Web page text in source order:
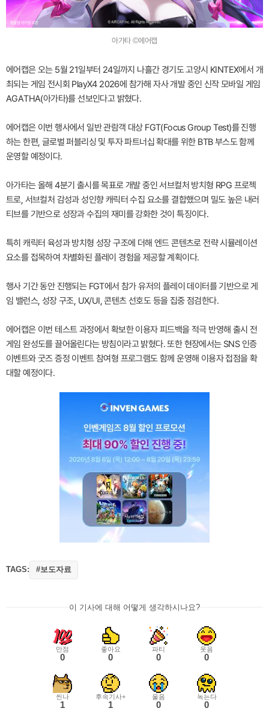
아가타 ©에어캡
에어캡은 오는 5월 21일부터 24일까지 나흘간 경기도 고양시 KINTEX에서 개
최되는 게임 전시회 PlayX4 2026에 참가해 자사 개발 중인 신작 모바일 게임
AGATHA(아가타)를 선보인다고 밝혔다.
에어캡은 이번 행사에서 일반 관람객 대상 FGT(Focus Group Test)를 진행
하는 한편, 글로벌 퍼블리싱 및 투자 파트너십 확대를 위한 BTB 부스도 함께
운영할 예정이다.
아가타는 올해 4분기 출시를 목표로 개발 중인 서브컬처 방치형 RPG 프로젝
트로, 서브컬처 감성과 성인향 캐릭터 수집 요소를 결합했으며 밀도 높은 내러
티브를 기반으로 성장과 수집의 재미를 강화한 것이 특징이다.
특히 캐릭터 육성과 방치형 성장 구조에 더해 엔드 콘텐츠로 전략 시뮬레이션
요소를 접목하여 차별화된 플레이 경험을 제공할 계획이다.
행사 기간 동안 진행되는 FGT에서 참가 유저의 플레이 데이터를 기반으로 게
임 밸런스, 성장 구조, UX/UI, 콘텐츠 선호도 등을 집중 점검한다.
에어캡은 이번 테스트 과정에서 확보한 이용자 피드백을 적극 반영해 출시 전
게임 완성도를 끌어올린다는 방침이라고 밝혔다. 또한 현장에서는 SNS 인증
이벤트와 굿즈 증정 이벤트 참여형 프로그램도 함께 운영해 이용자 접점을 확
대할 예정이다.
TAGS: #보도자료
이 기사에 대해 어떻게 생각하시나요?
만점
0
좋아요
0
파티
0
웃음
0
씬나
1
후속기사+
1
울음
0
녹는다
0